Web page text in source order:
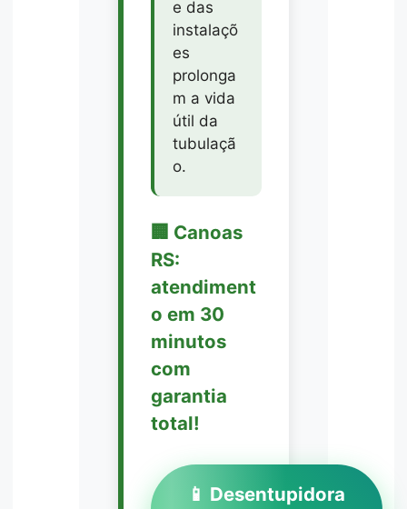
e das
instalaçõ
es
prolonga
m a vida
útil da
tubulaçã
o.
🏢 Canoas
RS:
atendiment
o em 30
minutos
com
garantia
total!
📱 Desentupidora